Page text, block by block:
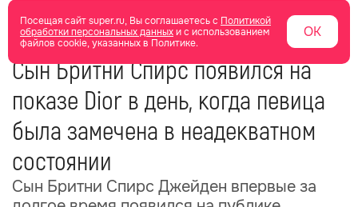
Посещая сайт super.ru, Вы соглашаетесь с Политикой
обработки персональных данныхи с использованием
файлов cookie, указанных в Политике.
ОК
главная новости о звездах новости
15 мая 12:20
Сын Бритни Спирс появился на
показе Dior в день, когда певица
была замечена в неадекватном
состоянии
Сын Бритни Спирс Джейден впервые за